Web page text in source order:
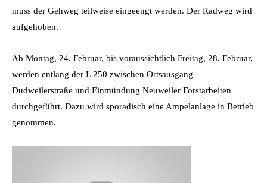
muss der Gehweg teilweise eingeengt werden. Der Radweg wird
aufgehoben.
Ab Montag, 24. Februar, bis voraussichtlich Freitag, 28. Februar,
werden entlang der L 250 zwischen Ortsausgang
Dudweilerstraße und Einmündung Neuweiler Forstarbeiten
durchgeführt. Dazu wird sporadisch eine Ampelanlage in Betrieb
genommen.